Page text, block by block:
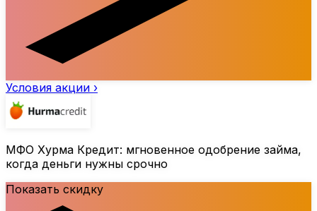
Условия акции ›
МФО Хурма Кредит: мгновенное одобрение займа,
когда деньги нужны срочно
Показать скидку